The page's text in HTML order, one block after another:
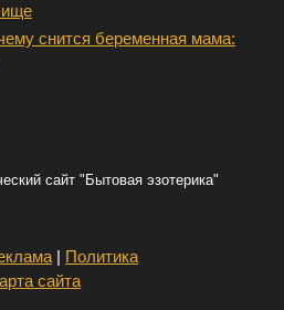
снится беременная мама:
сайт "Бытовая эзотерика"
| Политика
сайта